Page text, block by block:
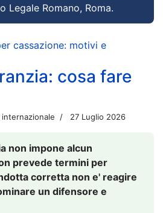
Legale Romano, Roma.
cassazione: motivi e
cosa fare
27 Luglio 2026
non impone alcun
prevede termini per
corretta non e' reagire
un difensore e